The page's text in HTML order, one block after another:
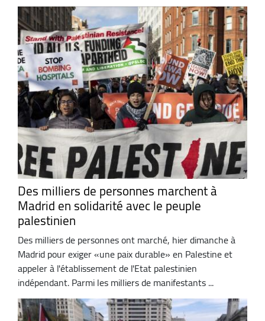
Des milliers de personnes marchent à
Madrid en solidarité avec le peuple
palestinien
Des milliers de personnes ont marché, hier dimanche à
Madrid pour exiger «une paix durable» en Palestine et
appeler à l'établissement de l'Etat palestinien
indépendant. Parmi les milliers de manifestants ...